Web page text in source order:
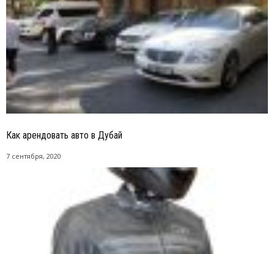
Как арендовать авто в Дубай
7 сентября, 2020